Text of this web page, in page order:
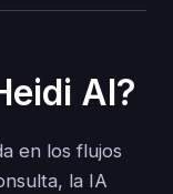
AI?
en los flujos
la IA